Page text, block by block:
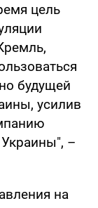
цель
будущей
усилив
–
на